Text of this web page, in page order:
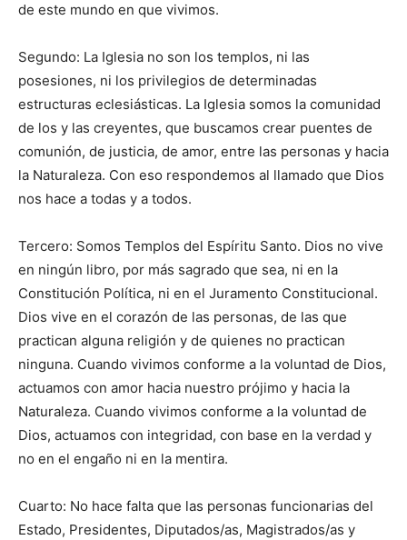
de este mundo en que vivimos.
Segundo: La Iglesia no son los templos, ni las
posesiones, ni los privilegios de determinadas
estructuras eclesiásticas. La Iglesia somos la comunidad
de los y las creyentes, que buscamos crear puentes de
comunión, de justicia, de amor, entre las personas y hacia
la Naturaleza. Con eso respondemos al llamado que Dios
nos hace a todas y a todos.
Tercero: Somos Templos del Espíritu Santo. Dios no vive
en ningún libro, por más sagrado que sea, ni en la
Constitución Política, ni en el Juramento Constitucional.
Dios vive en el corazón de las personas, de las que
practican alguna religión y de quienes no practican
ninguna. Cuando vivimos conforme a la voluntad de Dios,
actuamos con amor hacia nuestro prójimo y hacia la
Naturaleza. Cuando vivimos conforme a la voluntad de
Dios, actuamos con integridad, con base en la verdad y
no en el engaño ni en la mentira.
Cuarto: No hace falta que las personas funcionarias del
Estado, Presidentes, Diputados/as, Magistrados/as y